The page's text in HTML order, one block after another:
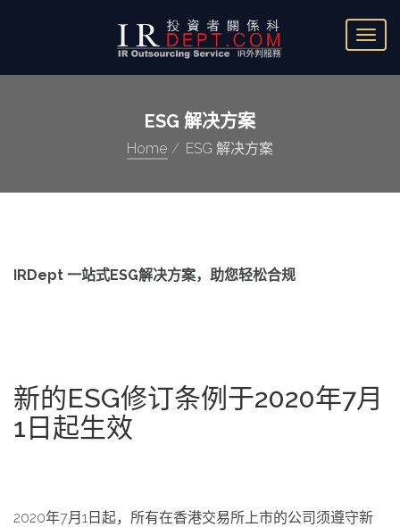
T
o
g
i
ESG 解决方案
Home ESG 解决方案
IRDept 一站式ESG解决方案，助您轻松合规
新的ESG修订条例于2020年7月
1日起生效
2020年7月1日起，所有在香港交易所上市的公司须遵守新